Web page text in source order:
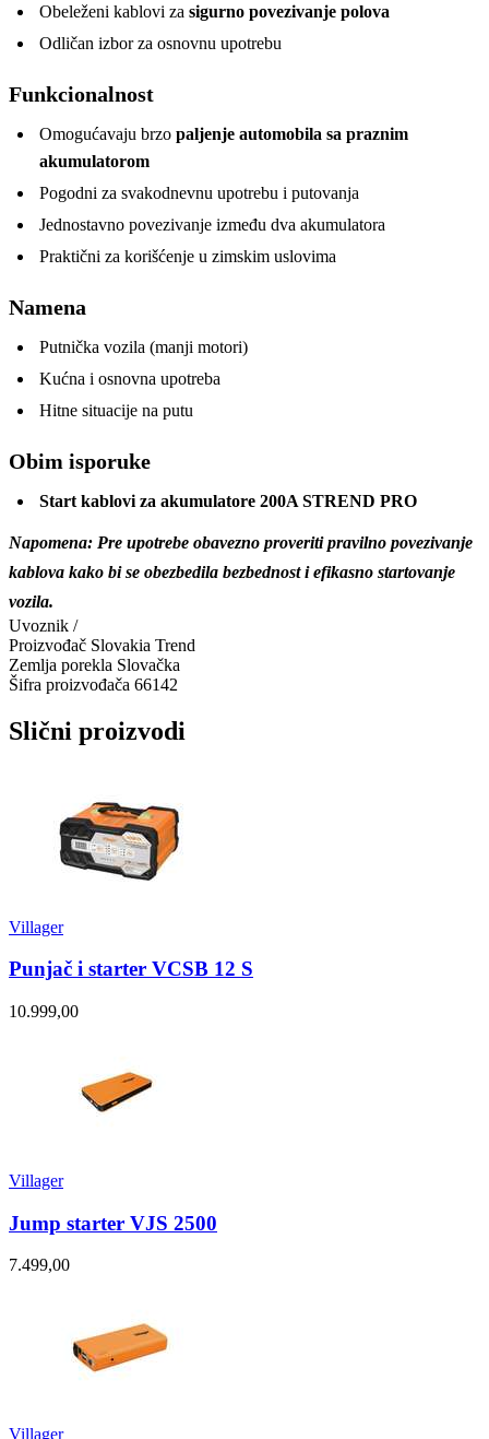
Obeleženi kablovi za sigurno povezivanje polova
Odličan izbor za osnovnu upotrebu
Funkcionalnost
Omogućavaju brzo paljenje automobila sa praznim
akumulatorom
Pogodni za svakodnevnu upotrebu i putovanja
Jednostavno povezivanje između dva akumulatora
Praktični za korišćenje u zimskim uslovima
Namena
Putnička vozila (manji motori)
Kućna i osnovna upotreba
Hitne situacije na putu
Obim isporuke
Start kablovi za akumulatore 200A STREND PRO
Napomena: Pre upotrebe obavezno proveriti pravilno povezivanje
kablova kako bi se obezbedila bezbednost i efikasno startovanje
vozila.
Uvoznik /
Proizvođač Slovakia Trend
Zemlja porekla Slovačka
Šifra proizvođača 66142
Slični proizvodi
Villager
Punjač i starter VCSB 12 S
10.999,00
Villager
Jump starter VJS 2500
7.499,00
Villager